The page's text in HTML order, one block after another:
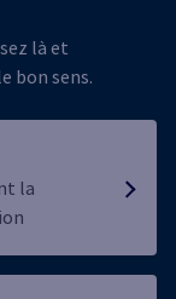
là et
bon sens.
la